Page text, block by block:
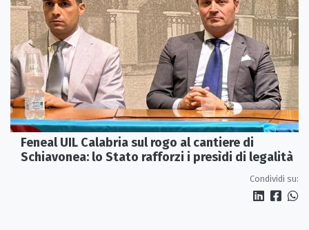
Feneal UIL Calabria sul rogo al cantiere di
Schiavonea: lo Stato rafforzi i presìdi di legalità
Condividi su: